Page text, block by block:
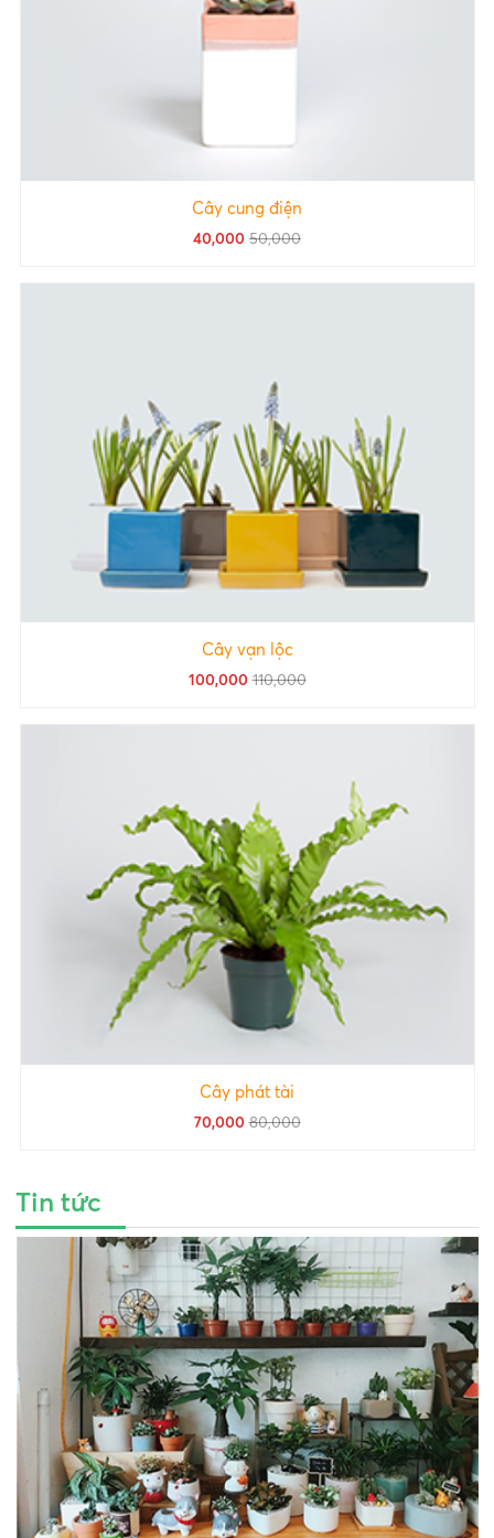
Cây cung điện
40,000 50,000
Cây vạn lộc
100,000 110,000
Cây phát tài
70,000 80,000
Tin tức